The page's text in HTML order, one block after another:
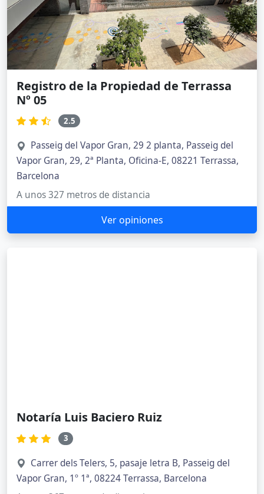
Passeig del Vapor Gran, 29 2 planta, Passeig del
Vapor Gran, 29, 2ª Planta, Oficina-E, 08221 Terrassa,
Barcelona
A unos 327 metros de distancia
Ver opiniones
Notaría Luis Baciero Ruiz
3
Vapor Gran, 1º 1ª, 08224 Terrassa, Barcelona
A unos 367 metros de distancia